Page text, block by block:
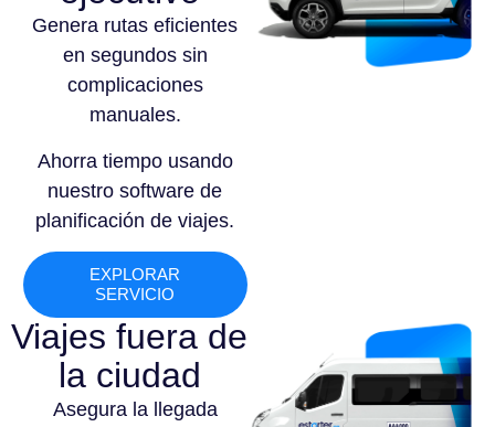
Genera rutas eficientes
en segundos sin
complicaciones
manuales.
Ahorra tiempo usando
nuestro software de
planificación de viajes.
EXPLORAR
SERVICIO
Viajes fuera de
la ciudad
Asegura la llegada